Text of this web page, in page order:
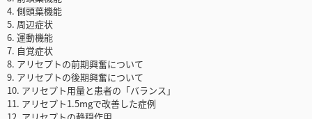
4. 側頭葉機能
5. 周辺症状
6. 運動機能
7. 自覚症状
8. アリセプトの前期興奮について
9. アリセプトの後期興奮について
10. アリセプト用量と患者の「バランス」
11. アリセプト1.5mgで改善した症例